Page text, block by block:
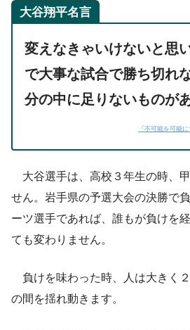
大谷翔平名言
変えなきゃいけないと思
で大事な試合で勝ち切れ
分の中に足りないものが
『不可能を可能
大谷選手は、高校３年生の時、
せん。岩手県の予選大会の決勝で
ーツ選手であれば、誰もが負けを
ても変わりません。
負けを味わった時、人は大きく
の間を揺れ動きます。